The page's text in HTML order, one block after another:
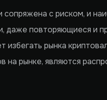
сопряжена с риском, и
даже повторяющиеся и
избегать рынка
на рынке, являются